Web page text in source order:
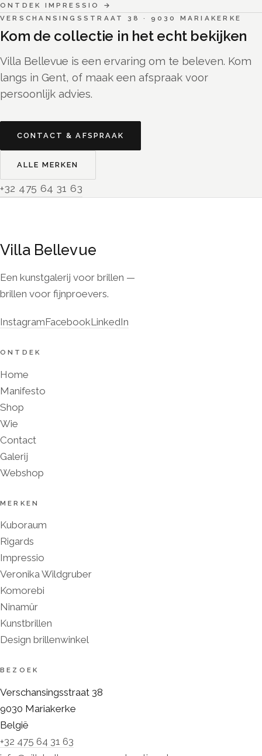
ONTDEK IMPRESSIO
→
VERSCHANSINGSSTRAAT 38
· 9030 MARIAKERKE
Kom de collectie in het echt bekijken
Villa Bellevue is een ervaring om te beleven. Kom
langs in Gent, of maak een afspraak voor
persoonlijk advies.
CONTACT & AFSPRAAK
ALLE MERKEN
+32 475 64 31 63
Villa Bellevue
Een kunstgalerij voor brillen —
brillen voor fijnproevers.
InstagramFacebookLinkedIn
ONTDEK
Home
Manifesto
Shop
Wie
Contact
Galerij
Webshop
MERKEN
Kuboraum
Rigards
Impressio
Veronika Wildgruber
Komorebi
Ninamûr
Kunstbrillen
Design brillenwinkel
BEZOEK
Verschansingsstraat 38
9030 Mariakerke
België
+32 475 64 31 63